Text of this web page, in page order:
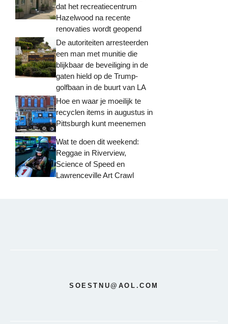
dat het recreatiecentrum
Hazelwood na recente
renovaties wordt geopend
De autoriteiten arresteerden
een man met munitie die
blijkbaar de beveiliging in de
gaten hield op de Trump-
golfbaan in de buurt van LA
Hoe en waar je moeilijk te
recyclen items in augustus in
Pittsburgh kunt meenemen
Wat te doen dit weekend:
Reggae in Riverview,
Science of Speed ​​en
Lawrenceville Art Crawl
SOESTNU@AOL.COM